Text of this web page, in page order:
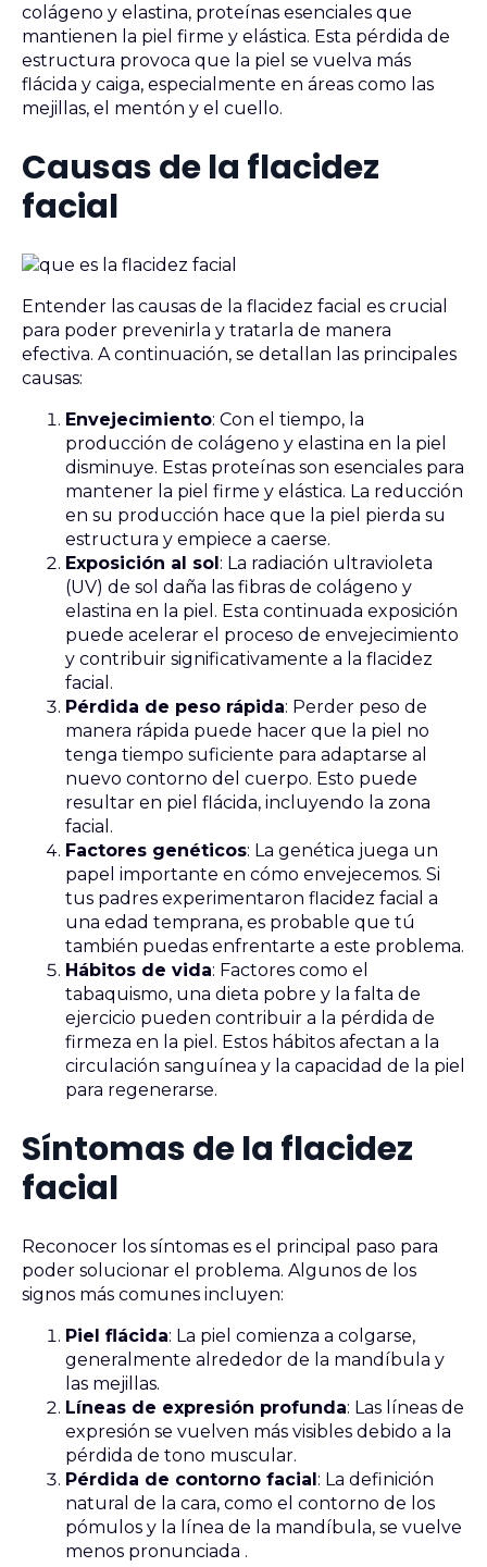
colágeno y elastina, proteínas esenciales que
mantienen la piel firme y elástica. Esta pérdida de
estructura provoca que la piel se vuelva más
flácida y caiga, especialmente en áreas como las
mejillas, el mentón y el cuello.
Causas de la flacidez
facial
Entender las causas de la flacidez facial es crucial
para poder prevenirla y tratarla de manera
efectiva. A continuación, se detallan las principales
causas:
Envejecimiento: Con el tiempo, la
producción de colágeno y elastina en la piel
disminuye. Estas proteínas son esenciales para
mantener la piel firme y elástica. La reducción
en su producción hace que la piel pierda su
estructura y empiece a caerse.
Exposición al sol: La radiación ultravioleta
(UV) de sol daña las fibras de colágeno y
elastina en la piel. Esta continuada exposición
puede acelerar el proceso de envejecimiento
y contribuir significativamente a la flacidez
facial.
Pérdida de peso rápida: Perder peso de
manera rápida puede hacer que la piel no
tenga tiempo suficiente para adaptarse al
nuevo contorno del cuerpo. Esto puede
resultar en piel flácida, incluyendo la zona
facial.
Factores genéticos: La genética juega un
papel importante en cómo envejecemos. Si
tus padres experimentaron flacidez facial a
una edad temprana, es probable que tú
también puedas enfrentarte a este problema.
Hábitos de vida: Factores como el
tabaquismo, una dieta pobre y la falta de
ejercicio pueden contribuir a la pérdida de
firmeza en la piel. Estos hábitos afectan a la
circulación sanguínea y la capacidad de la piel
para regenerarse.
Síntomas de la flacidez
facial
Reconocer los síntomas es el principal paso para
poder solucionar el problema. Algunos de los
signos más comunes incluyen:
Piel flácida: La piel comienza a colgarse,
generalmente alrededor de la mandíbula y
las mejillas.
Líneas de expresión profunda: Las líneas de
expresión se vuelven más visibles debido a la
pérdida de tono muscular.
Pérdida de contorno facial: La definición
natural de la cara, como el contorno de los
pómulos y la línea de la mandíbula, se vuelve
menos pronunciada .